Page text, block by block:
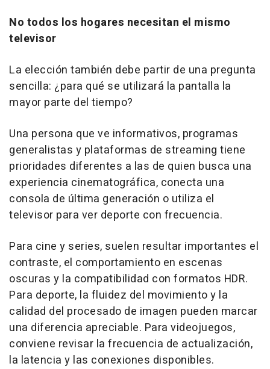
No todos los hogares necesitan el mismo
televisor
La elección también debe partir de una pregunta
sencilla: ¿para qué se utilizará la pantalla la
mayor parte del tiempo?
Una persona que ve informativos, programas
generalistas y plataformas de streaming tiene
prioridades diferentes a las de quien busca una
experiencia cinematográfica, conecta una
consola de última generación o utiliza el
televisor para ver deporte con frecuencia.
Para cine y series, suelen resultar importantes el
contraste, el comportamiento en escenas
oscuras y la compatibilidad con formatos HDR.
Para deporte, la fluidez del movimiento y la
calidad del procesado de imagen pueden marcar
una diferencia apreciable. Para videojuegos,
conviene revisar la frecuencia de actualización,
la latencia y las conexiones disponibles.